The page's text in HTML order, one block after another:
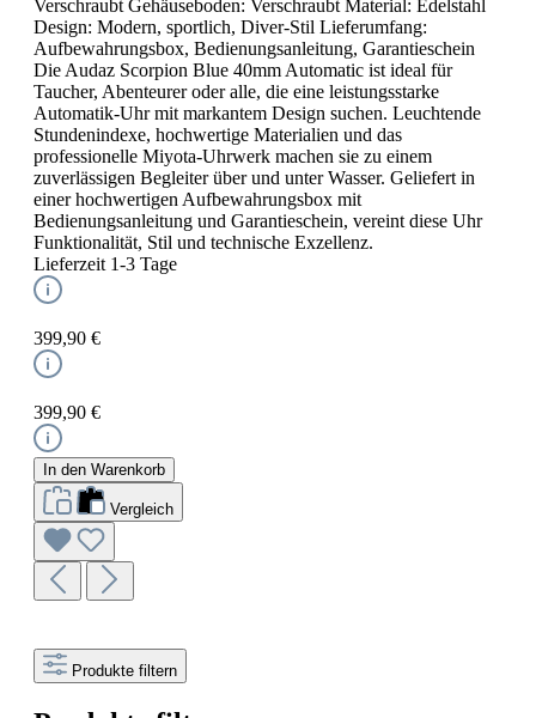
Verschraubt Gehäuseboden: Verschraubt Material: Edelstahl
Design: Modern, sportlich, Diver-Stil Lieferumfang:
Aufbewahrungsbox, Bedienungsanleitung, Garantieschein
Die Audaz Scorpion Blue 40mm Automatic ist ideal für
Taucher, Abenteurer oder alle, die eine leistungsstarke
Automatik-Uhr mit markantem Design suchen. Leuchtende
Stundenindexe, hochwertige Materialien und das
professionelle Miyota-Uhrwerk machen sie zu einem
zuverlässigen Begleiter über und unter Wasser. Geliefert in
einer hochwertigen Aufbewahrungsbox mit
Bedienungsanleitung und Garantieschein, vereint diese Uhr
Funktionalität, Stil und technische Exzellenz.
Lieferzeit 1-3 Tage
399,90 €
399,90 €
In den Warenkorb
Vergleich
Produkte filtern